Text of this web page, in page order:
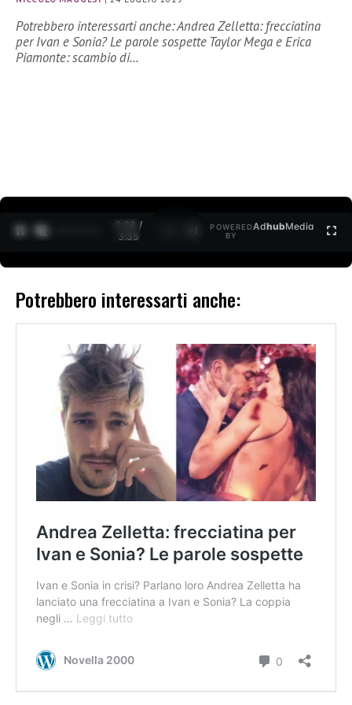
Potrebbero interessarti anche: Andrea Zelletta: frecciatina
per Ivan e Sonia? Le parole sospette Taylor Mega e Erica
Piamonte: scambio di…
0:29 /
3:35
POWERED
BY
AdhubMedia
Potrebbero interessarti anche: